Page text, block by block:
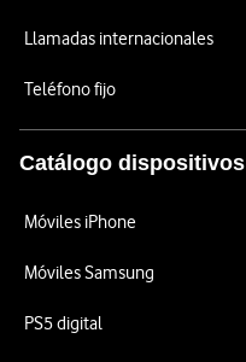
Llamadas internacionales
Teléfono fijo
Catálogo dispositivos
Móviles iPhone
Móviles Samsung
PS5 digital